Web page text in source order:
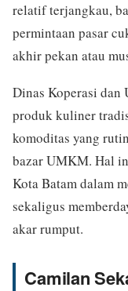
relatif terjangkau,
permintaan pasar
akhir pekan atau
Dinas Koperasi dan
produk kuliner
komoditas yang
bazar UMKM. Hal
Kota Batam dalam
sekaligus
akar rumput.
Camilan